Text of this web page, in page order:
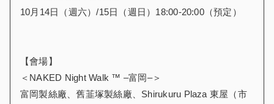
10月14日（週六）/15日（週日）18:00-20:00（預定）
【會場】
＜NAKED Night Walk ™ ‒富岡‒＞
富岡製絲廠、舊韮塚製絲廠、Shirukuru Plaza 東屋（市